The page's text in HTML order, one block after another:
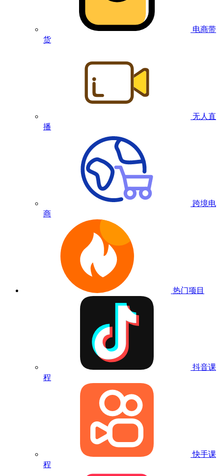
电商带
货
无人直
播
跨境电
商
热门项目
抖音课
程
快手课
程